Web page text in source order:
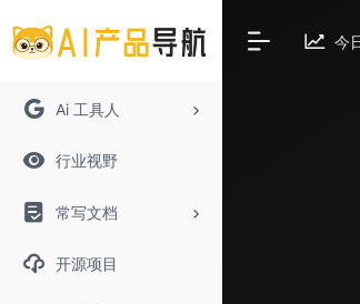
Ai 工具人
行业视野
常写文档
开源项目
今